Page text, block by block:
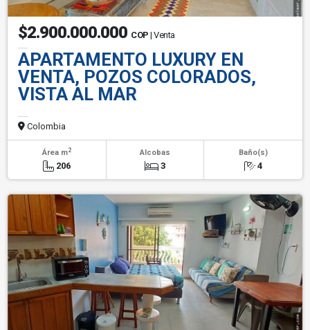
$2.900.000.000 COP | Venta
APARTAMENTO LUXURY EN
VENTA, POZOS COLORADOS,
VISTA AL MAR
Colombia
Área m2
206
Alcobas
3
Baño(s)
4